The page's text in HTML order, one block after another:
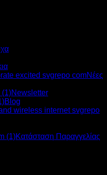
Νέες
Newsletter
Blog
Κατάσταση Παραγγελίας